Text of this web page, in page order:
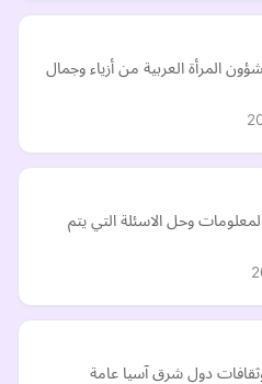
المرأة العربية من أزياء وجمال
وحل الاسئلة التي يتم
دول شرق آسيا عامة